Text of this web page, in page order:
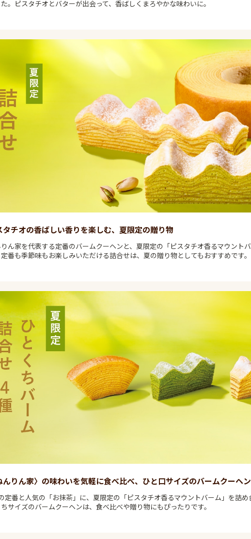
。ピスタチオとバターが出会って、香ばしくまろやかな味わいに。
タチオの香ばしい香りを楽しむ、夏限定の贈り物
ん家を代表する定番のバームクーヘンと、夏限定の「ピスタチオ香るマウント
番も季節味もお楽しみいただける詰合せは、夏の贈り物としてもおすすめです。
んりん家〉の味わいを気軽に食べ比べ、ひと口サイズのバームクーヘ
定番と人気の「お抹茶」に、夏限定の「ピスタチオ香るマウントバーム」を詰
サイズのバームクーヘンは、食べ比べや贈り物にもぴったりです。